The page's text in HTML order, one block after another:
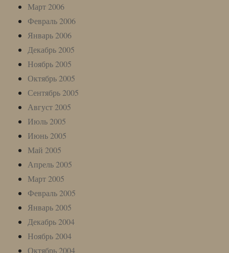
Март 2006
Февраль 2006
Январь 2006
Декабрь 2005
Ноябрь 2005
Октябрь 2005
Сентябрь 2005
Август 2005
Июль 2005
Июнь 2005
Май 2005
Апрель 2005
Март 2005
Февраль 2005
Январь 2005
Декабрь 2004
Ноябрь 2004
Октябрь 2004